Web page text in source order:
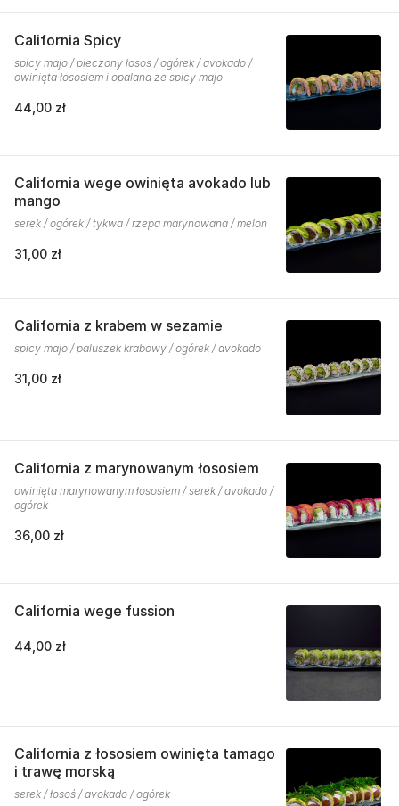
California Spicy
spicy majo / pieczony łosos / ogórek / avokado /
owinięta łososiem i opalana ze spicy majo
44,00 zł
California wege owinięta avokado lub
mango
serek / ogórek / tykwa / rzepa marynowana / melon
31,00 zł
California z krabem w sezamie
spicy majo / paluszek krabowy / ogórek / avokado
31,00 zł
California z marynowanym łososiem
owinięta marynowanym łososiem / serek / avokado /
ogórek
36,00 zł
California wege fussion
44,00 zł
California z łososiem owinięta tamago
i trawę morską
serek / łosoś / avokado / ogórek